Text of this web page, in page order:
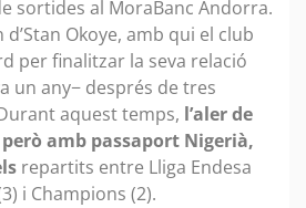
sortides al MoraBanc Andorra.
Okoye, amb qui el club
per finalitzar la seva relació
un any− després de tres
aquest temps, l’aler de
amb passaport Nigerià,
repartits entre Lliga Endesa
i Champions (2).